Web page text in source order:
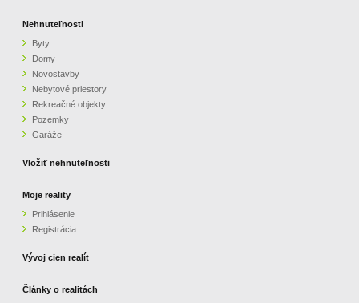
Nehnuteľnosti
Byty
Domy
Novostavby
Nebytové priestory
Rekreačné objekty
Pozemky
Garáže
Vložiť nehnuteľnosti
Moje reality
Prihlásenie
Registrácia
Vývoj cien realít
Články o realitách